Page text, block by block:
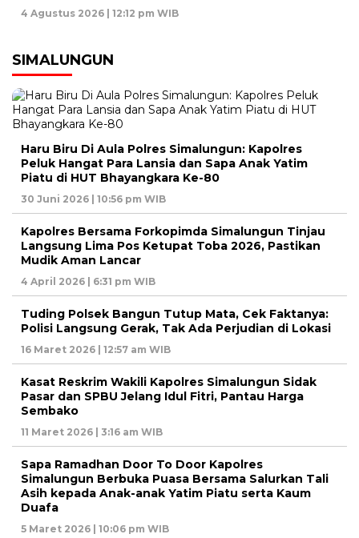
4 Agustus 2026 | 12:12 pm WIB
SIMALUNGUN
Haru Biru Di Aula Polres Simalungun: Kapolres
Peluk Hangat Para Lansia dan Sapa Anak Yatim
Piatu di HUT Bhayangkara Ke-80
30 Juni 2026 | 10:56 pm WIB
Kapolres Bersama Forkopimda Simalungun Tinjau
Langsung Lima Pos Ketupat Toba 2026, Pastikan
Mudik Aman Lancar
4 April 2026 | 6:31 pm WIB
Tuding Polsek Bangun Tutup Mata, Cek Faktanya:
Polisi Langsung Gerak, Tak Ada Perjudian di Lokasi
16 Maret 2026 | 12:57 am WIB
Kasat Reskrim Wakili Kapolres Simalungun Sidak
Pasar dan SPBU Jelang Idul Fitri, Pantau Harga
Sembako
11 Maret 2026 | 3:16 am WIB
Sapa Ramadhan Door To Door Kapolres
Simalungun Berbuka Puasa Bersama Salurkan Tali
Asih kepada Anak-anak Yatim Piatu serta Kaum
Duafa
5 Maret 2026 | 10:06 pm WIB